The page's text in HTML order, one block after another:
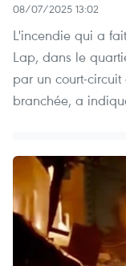
08/07/2025 13:02
L'incendie qui a
Lap, dans le
par un court-
branchée, a